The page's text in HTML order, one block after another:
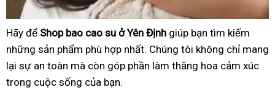
Hãy để Shop bao cao su ở Yên Định giúp bạn tìm kiếm
những sản phẩm phù hợp nhất. Chúng tôi không chỉ mang
lại sự an toàn mà còn góp phần làm thăng hoa cảm xúc
trong cuộc sống của bạn.